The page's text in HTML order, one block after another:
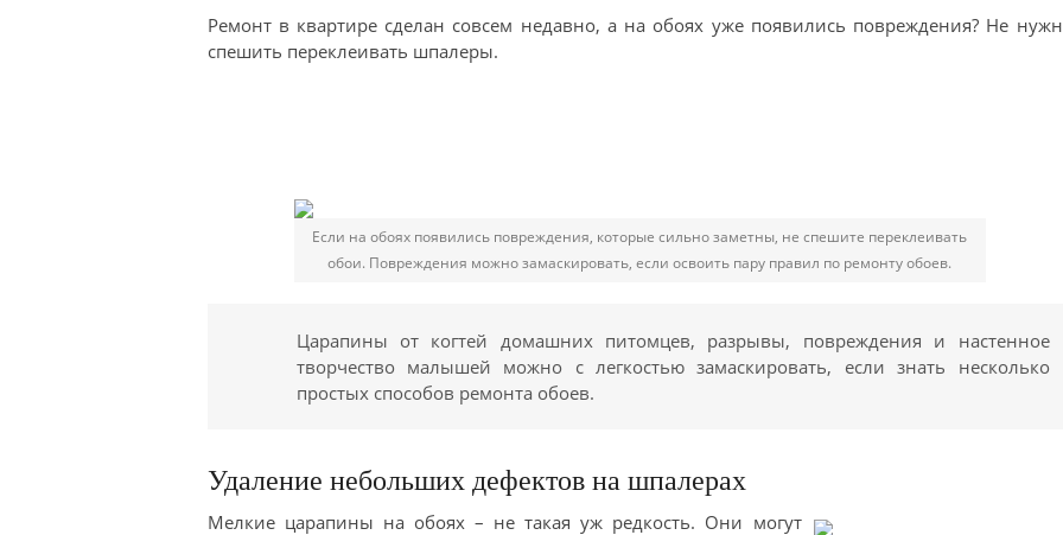
Ремонт в квартире сделан совсем недавно, а на обоях уже появились повреждения? Не
спешить переклеивать шпалеры.
Если на обоях появились повреждения, которые сильно заметны, не спешите переклеивать
обои. Повреждения можно замаскировать, если освоить пару правил по ремонту обоев.
Царапины от когтей домашних питомцев, разрывы, повреждения и настенное
творчество малышей можно с легкостью замаскировать, если знать несколько
простых способов ремонта обоев.
Удаление небольших дефектов на шпалерах
Мелкие царапины на обоях – не такая уж редкость. Они могут